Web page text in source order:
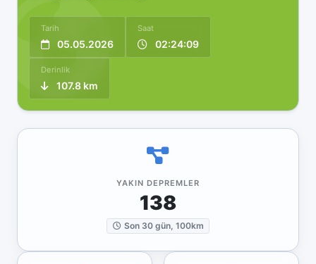
Tarih
05.05.2026
Saat
02:24:09
Derinlik
107.8 km
YAKIN DEPREMLER
138
Son 30 gün, 100km